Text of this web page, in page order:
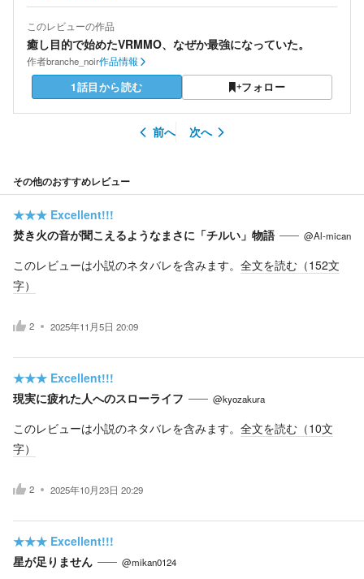
このレビューの作品
癒し目的で始めたVRMMO、なぜか最強になっていた。
作者branche_noir作品情報
1話目から読む フォロー
前へ 次へ
その他のおすすめレビュー
★★★ Excellent!!!
焚き火の音が聞こえるようなまさに「チルい」物語
@Al-mican
このレビューは小説のネタバレを含みます。 全文を読む（152文
字）
2 2025年11月5日 20:09
★★★ Excellent!!!
現実に疲れた人へのスローライフ
@kyozakura
このレビューは小説のネタバレを含みます。 全文を読む（10文
字）
2 2025年10月23日 20:29
★★★ Excellent!!!
星が足りません
@mikan0124